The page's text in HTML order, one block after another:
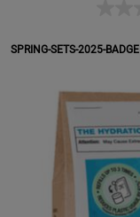
SPRING-SETS-2025-BADGE